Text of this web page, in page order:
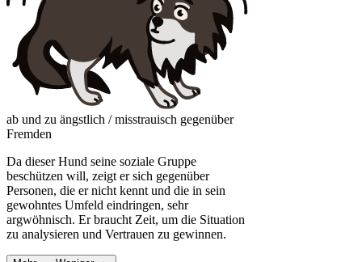
ab und zu ängstlich / misstrauisch gegenüber
Fremden
Da dieser Hund seine soziale Gruppe
beschützen will, zeigt er sich gegenüber
Personen, die er nicht kennt und die in sein
gewohntes Umfeld eindringen, sehr
argwöhnisch. Er braucht Zeit, um die Situation
zu analysieren und Vertrauen zu gewinnen.